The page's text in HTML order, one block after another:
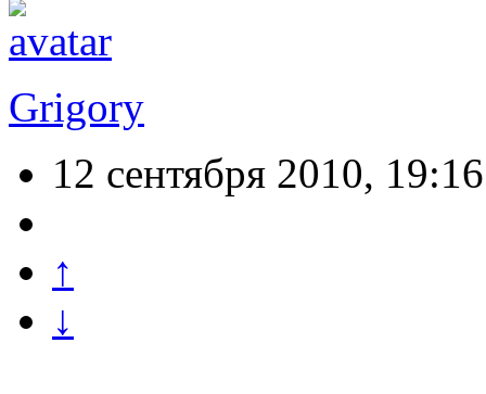
Grigory
12 сентября 2010, 19:16
↑
↓